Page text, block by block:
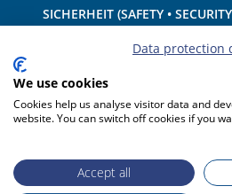
SICHERHEIT (SAFETY •
SCHIFF • AUSRÜSTUNG
UMWELTSCHUTZ • KLIMA
HAFTUNG • FINANZEN
Data protection
We use cookies
Cookies help us analyse visitor data and
website. You can switch off cookies if you
Accept all